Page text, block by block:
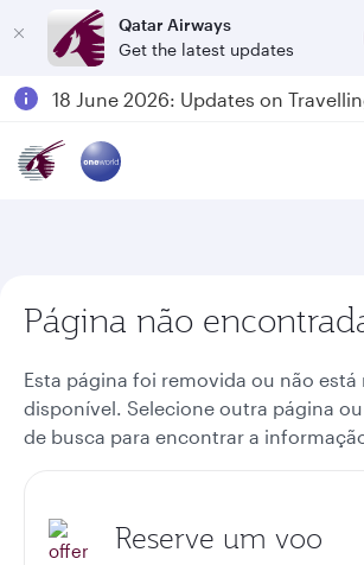
Qatar Airways
Get the latest updates
Página não
Esta página foi removida ou não está
disponível. Selecione outra página
de busca para encontrar a
Reserve um voo